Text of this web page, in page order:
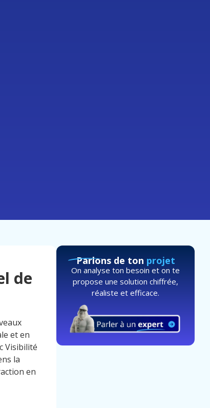
de
et en
Visibilité
la
en
Parlons de ton projet
On analyse ton besoin et on te
propose une solution chiffrée,
réaliste et efficace.